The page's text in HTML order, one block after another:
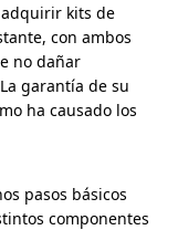
adquirir kits de
con ambos
no dañar
La garantía de su
ha causado los
pasos básicos
componentes